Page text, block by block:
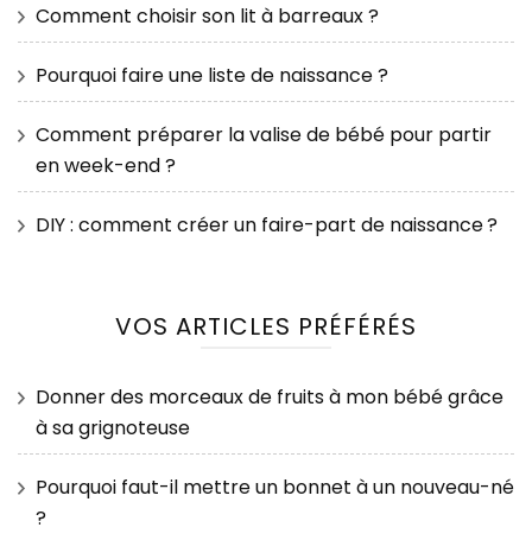
Comment choisir son lit à barreaux ?
Pourquoi faire une liste de naissance ?
Comment préparer la valise de bébé pour partir
en week-end ?
DIY : comment créer un faire-part de naissance ?
VOS ARTICLES PRÉFÉRÉS
Donner des morceaux de fruits à mon bébé grâce
à sa grignoteuse
Pourquoi faut-il mettre un bonnet à un nouveau-né
?